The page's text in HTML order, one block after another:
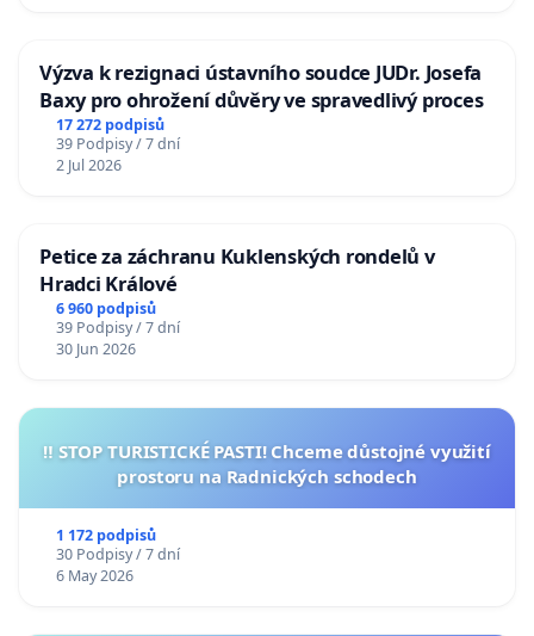
Výzva k rezignaci ústavního soudce JUDr. Josefa
Baxy pro ohrožení důvěry ve spravedlivý proces
17 272 podpisů
39 Podpisy / 7 dní
2 Jul 2026
Petice za záchranu Kuklenských rondelů v
Hradci Králové
6 960 podpisů
39 Podpisy / 7 dní
30 Jun 2026
‼️ STOP TURISTICKÉ PASTI! Chceme důstojné využití
prostoru na Radnických schodech
1 172 podpisů
30 Podpisy / 7 dní
6 May 2026